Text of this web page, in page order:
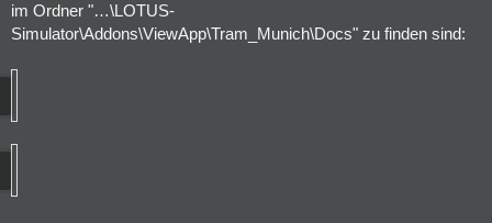
im Ordner "…\LOTUS-
Simulator\Addons\ViewApp\Tram_Munich\Docs" zu finden sind: